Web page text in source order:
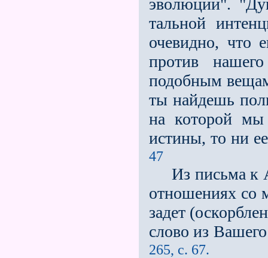
эволюции".
тальной
очевидно, что
против
подобным
ты найдешь
на которой мы
истины, то ни
47
Из письма к
отношениях со
задет
слово из
265, с. 67.